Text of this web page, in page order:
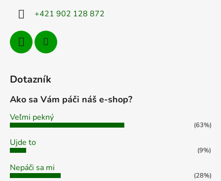
+421 902 128 872
Dotazník
Ako sa Vám páči náš e-shop?
Veľmi pekný
(63%)
Ujde to
(9%)
Nepáči sa mi
(28%)